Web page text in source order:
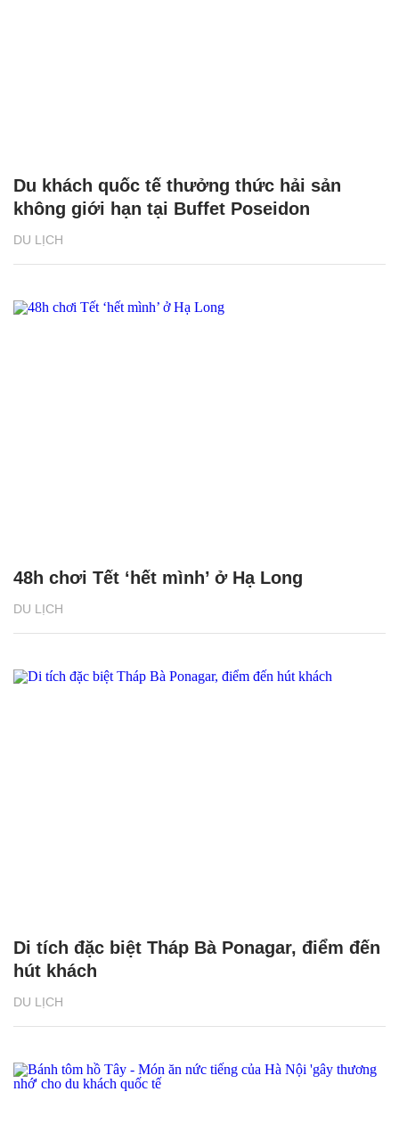
DU LỊCH
Du khách quốc tế thưởng thức hải sản
không giới hạn tại Buffet Poseidon
DU LỊCH
48h chơi Tết ‘hết mình’ ở Hạ Long
DU LỊCH
Di tích đặc biệt Tháp Bà Ponagar, điểm đến
hút khách